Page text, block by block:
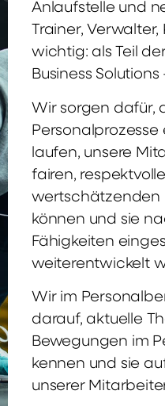
Anlaufstelle und
Trainer,
wichtig: als Teil
Business Solutions
Wir sorgen dafür,
laufen, unsere
fairen,
wertschätzenden
können und sie
Fähigkeiten
weiterentwickelt
Wir im
darauf, aktuelle
Bewegungen im
kennen und sie
unserer